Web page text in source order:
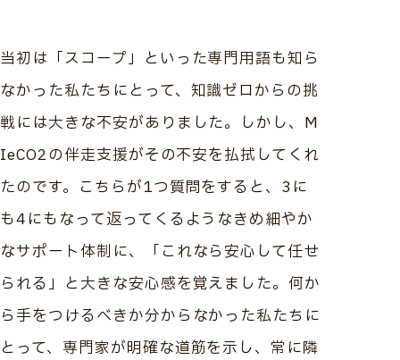
当初は「スコープ」といった専門用語も知ら
なかった私たちにとって、知識ゼロからの挑
戦には大きな不安がありました。しかし、M
IeCO2の伴走支援がその不安を払拭してくれ
たのです。こちらが1つ質問をすると、3に
も4にもなって返ってくるようなきめ細やか
なサポート体制に、「これなら安心して任せ
られる」と大きな安心感を覚えました。何か
ら手をつけるべきか分からなかった私たちに
とって、専門家が明確な道筋を示し、常に隣